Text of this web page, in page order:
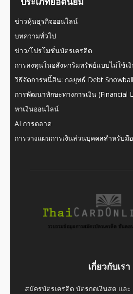
ข่าวหุ้นธุรกิจออนไลน์
บทความทั่วไป
ข่าว/โปรโมชั่นบัตรเครดิต
การลงทุนในอสังหาริมทรัพย์แบบไม่ใช้เ
วิธีจัดการหนี้สิน: กลยุทธ์ Debt
การพัฒนาทักษะทางการเงิน (Financial
หาเงินออนไลน์
AI การตลาด
การวางแผนการเงินส่วนบุคคลสำหรับมื
เกี่ยวกับเรา
สมัครบัตรเครดิต บัตรกดเงินสด แล